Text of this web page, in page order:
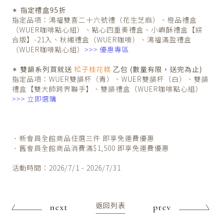
✴ 指定禮盒95折
指定品項：鴻福雙喜二十六號禮（花生芝麻）、橙品禮盒
（WUER咖啡點心組）、點心四重奏禮盒、小嶼酥禮盒【綜
合版】-21入、秋緗禮盒（WUER咖啡）、鴻福滿盈禮盒
（WUER咖啡點心組） >>> 優惠專區
✴ 雙韻系列買就送 松子桂花糕 乙包 (數量有限，送完為止)
指定品項：WUER雙韻杯（青）、WUER雙韻杯（白）、雙韻
禮盒【雙大師跨界聯手】、雙韻禮盒（WUER咖啡點心組）
>>> 立即選購
．新會員全館商品任選三件 即享免運費優惠
．舊會員全館商品消費滿$1,500 即享免運費優惠
活動時間：2026/7/1 - 2026/7/31
next 返回列表 prev